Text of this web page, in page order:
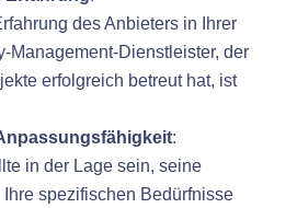
des Anbieters in Ihrer
Management-Dienstleister, der
erfolgreich betreut hat, ist
:
in der Lage sein, seine
spezifischen Bedürfnisse